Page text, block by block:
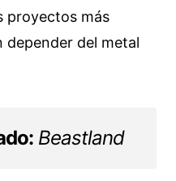
proyectos más
depender del metal
Beastland